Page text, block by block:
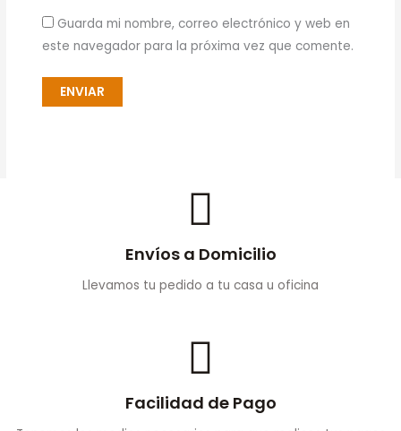
Guarda mi nombre, correo electrónico y web en
este navegador para la próxima vez que comente.
Envíos a Domicilio
Llevamos tu pedido a tu casa u oficina
Facilidad de Pago